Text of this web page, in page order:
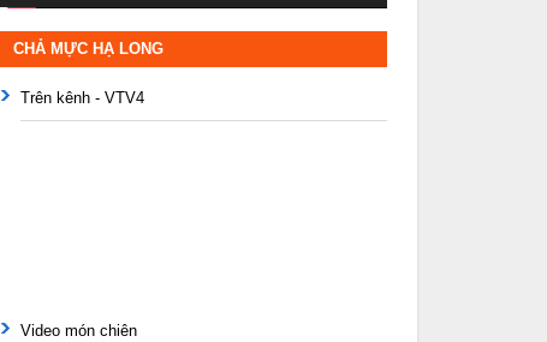
CHẢ MỰC HẠ LONG
Trên kênh - VTV4
Video món chiên